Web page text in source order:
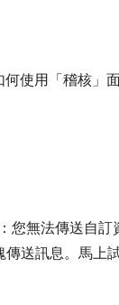
使用「稽核」
您無法傳送自
送訊息。 馬上